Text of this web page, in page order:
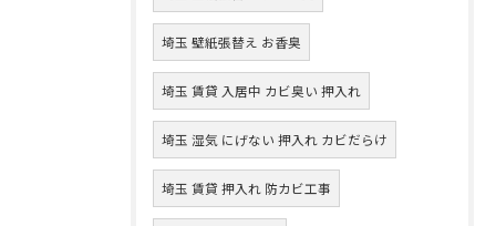
埼玉 壁紙張替え お香臭
埼玉 賃貸 入居中 カビ臭い 押入れ
埼玉 湿気 にげない 押入れ カビだらけ
埼玉 賃貸 押入れ 防カビ工事